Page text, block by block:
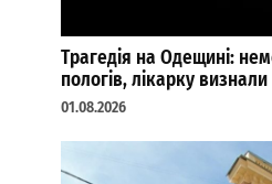
Трагедія на Одещині:
пологів, лікарку
01.08.2026